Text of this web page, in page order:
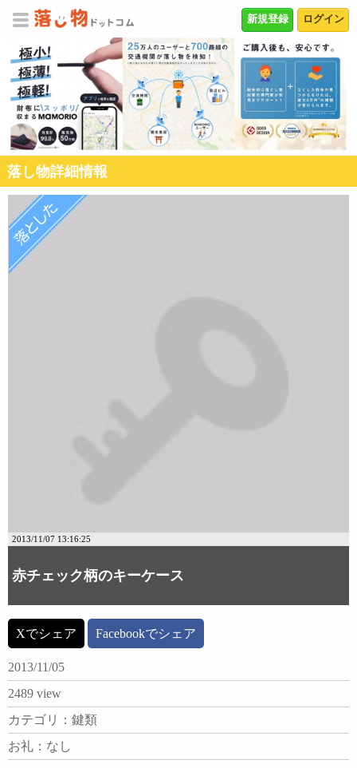
ログイン
新規登録
落し物詳細情報
2013/11/07 13:16:25
赤チェック柄のキーケース
Xでシェア Facebookでシェア
2013/11/05
2489 view
カテゴリ：鍵類
お礼：なし